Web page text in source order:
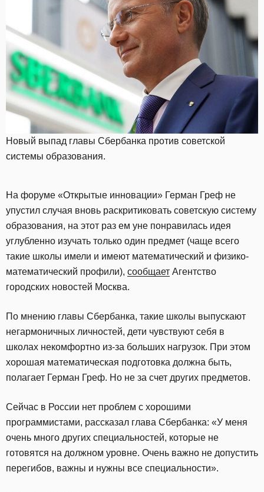
Новый выпад главы Сбербанка против советской
системы образования.
На форуме «Открытые инновации» Герман Греф не
упустил случая вновь раскритиковать советскую систему
образования, на этот раз ем уне понравилась идея
углубленно изучать только один предмет (чаще всего
такие школы имели и имеют математический и физико-
математический профили), сообщает Агентство
городских новостей Москва.
По мнению главы Сбербанка, такие школы выпускают
негармоничных личностей, дети чувствуют себя в
школах некомфортно из-за больших нагрузок. При этом
хорошая математическая подготовка должна быть,
полагает Герман Греф. Но не за счет других предметов.
Сейчас в России нет проблем с хорошими
программистами, рассказал глава Сбербанка: «У меня
очень много других специальностей, которые не
готовятся на должном уровне. Очень важно не допустить
перегибов, важны и нужны все специальности».